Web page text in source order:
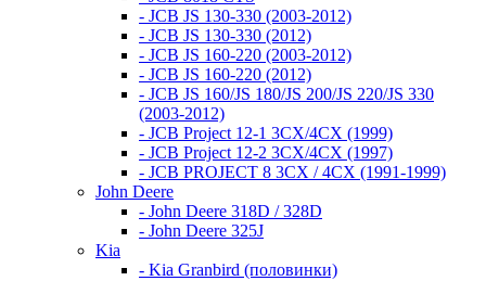
- JCB JS 130-330 (2003-2012)
- JCB JS 130-330 (2012)
- JCB JS 160-220 (2003-2012)
- JCB JS 160-220 (2012)
- JCB JS 160/JS 180/JS 200/JS 220/JS 330
(2003-2012)
- JCB Project 12-1 3CX/4CX (1999)
- JCB Project 12-2 3CX/4CX (1997)
- JCB PROJECT 8 3CX / 4CX (1991-1999)
John Deere
- John Deere 318D / 328D
- John Deere 325J
Kia
- Kia Granbird (половинки)